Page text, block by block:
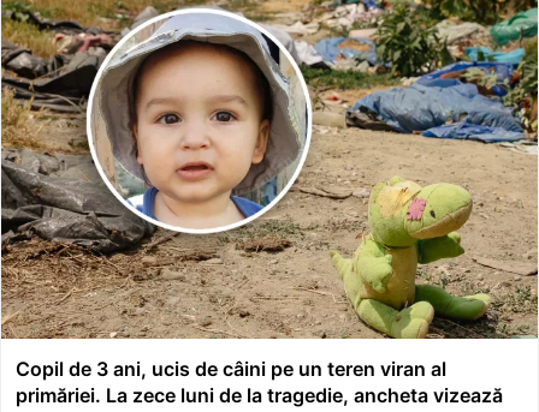
Copil de 3 ani, ucis de câini pe un teren viran al
primăriei. La zece luni de la tragedie, ancheta vizează